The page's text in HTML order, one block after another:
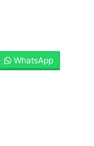
WhatsApp